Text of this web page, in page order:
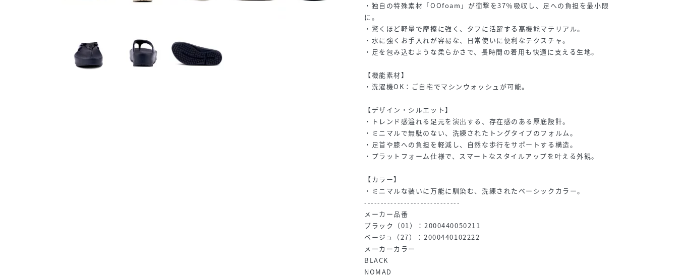
・独自の特殊素材「OOfoam」が衝撃を37％吸収し、足への負担を最小限
に。
・驚くほど軽量で摩擦に強く、タフに活躍する高機能マテリアル。
・水に強くお手入れが容易な、日常使いに便利なテクスチャ。
・足を包み込むような柔らかさで、長時間の着用も快適に支える生地。
【機能素材】
・洗濯機OK：ご自宅でマシンウォッシュが可能。
【デザイン・シルエット】
・トレンド感溢れる足元を演出する、存在感のある厚底設計。
・ミニマルで無駄のない、洗練されたトングタイプのフォルム。
・足首や膝への負担を軽減し、自然な歩行をサポートする構造。
・プラットフォーム仕様で、スマートなスタイルアップを叶える外観。
【カラー】
・ミニマルな装いに万能に馴染む、洗練されたベーシックカラー。
-----------------------------
メーカー品番
ブラック（01）：2000440050211
ベージュ（27）：2000440102222
メーカーカラー
BLACK
NOMAD